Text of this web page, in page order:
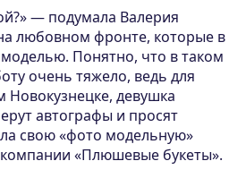
— подумала Валерия
любовном фронте, которые в
Понятно, что в таком
очень тяжело, ведь для
Новокузнецке, девушка
автографы и просят
свою «фото модельную»
«Плюшевые букеты».